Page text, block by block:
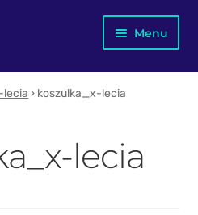
Menu
lecia › koszulka_x-lecia
lecia